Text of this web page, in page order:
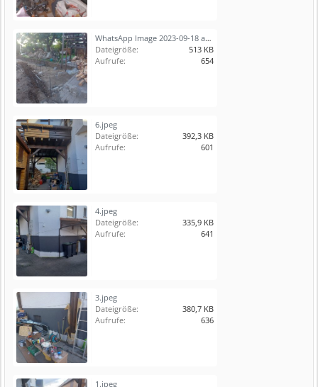
WhatsApp Image 2023-09-18 at 17.52.00 (3).jpeg
Dateigröße:
513 KB
Aufrufe:
654
6.jpeg
Dateigröße:
392,3 KB
Aufrufe:
601
4.jpeg
Dateigröße:
335,9 KB
Aufrufe:
641
3.jpeg
Dateigröße:
380,7 KB
Aufrufe:
636
1.jpeg